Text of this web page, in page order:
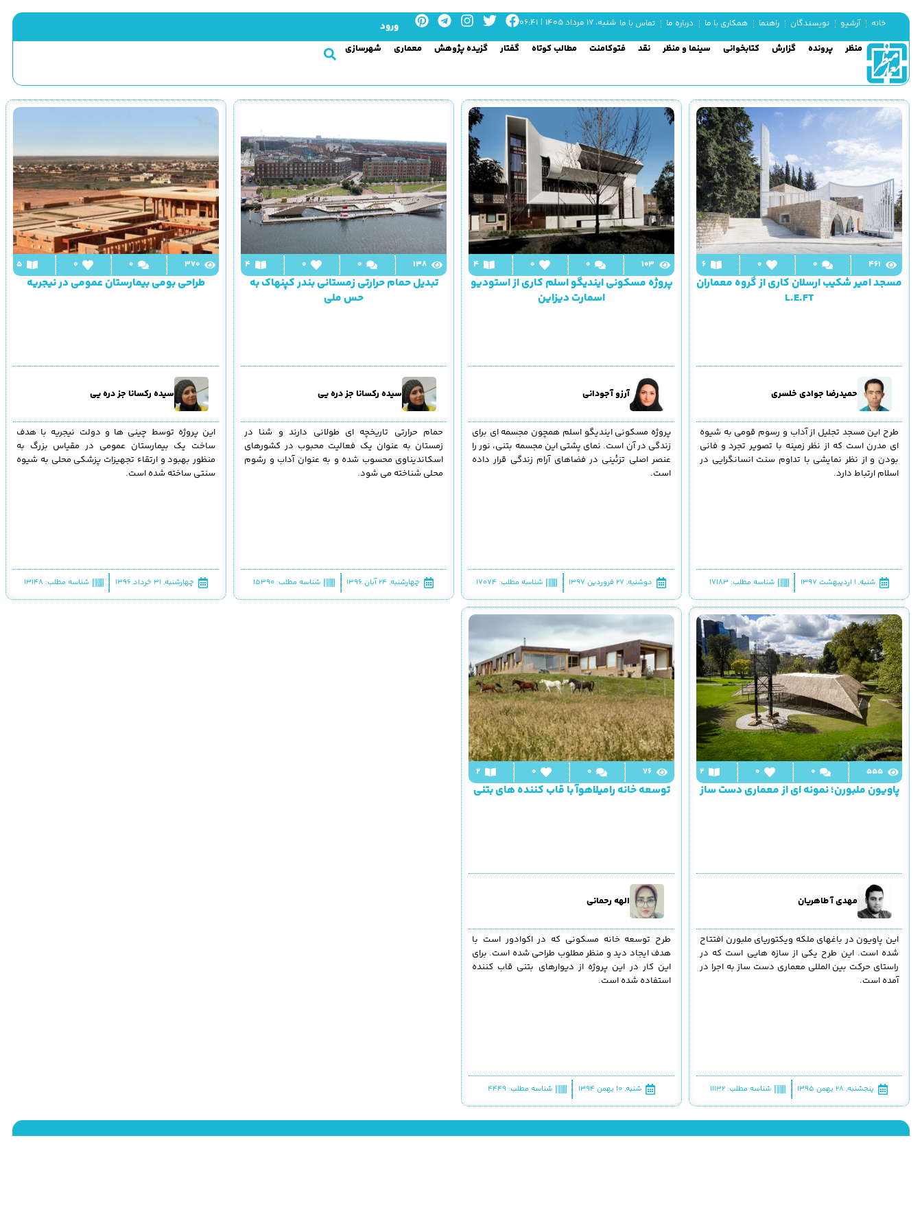
خانه آرشیو نویسندگان راهنما همکاری با ما درباره ما تماس با ما شنبه، ۱۷ مرداد ۱۴۰۵ | ۰۶:۴۱ ورود
منظر پرونده گزارش کتابخوانی سینما و منظر نقد فتوکامنت مطالب کوتاه گفتار گزیده پژوهش معماری شهرسازی
461
0
0
6
مسجد امیر شکیب ارسلان کاری از گروه معماران
L.E.FT
حمیدرضا جوادی خلسری
طرح این مسجد تجلیل از آداب و رسوم قومی به شیوه
ای مدرن است که از نظر زمینه با تصویر تجرد و فانی
بودن و از نظر نمایشی با تداوم سنت انسانگرایی در
اسلام ارتباط دارد.
شنبه, ۱ اردیبهشت ۱۳۹۷ شناسه مطلب: 17183
103
0
0
4
پروژه مسکونی ایندیگو اسلم کاری از استودیو
اسمارت دیزاین
آرزو آجودانی
پروژه مسکونی ایندیگو اسلم همچون مجسمه ای برای
زندگی در آن است. نمای پشتی این مجسمه بتنی، نور را
عنصر اصلی تزئینی در فضاهای آرام زندگی قرار داده
است.
دوشنبه, ۲۷ فروردین ۱۳۹۷ شناسه مطلب: 17074
138
0
0
4
تبدیل حمام حرارتی زمستانی بندر کپنهاک به
حس ملی
سیده رکسانا جز دره یی
حمام حرارتی تاریخچه ای طولانی دارند و شنا در
زمستان به عنوان یک فعالیت محبوب در کشورهای
اسکاندیناوی محسوب شده و به عنوان آداب و رشوم
محلی شناخته می شود.
چهارشنبه, ۲۴ آبان ۱۳۹۶ شناسه مطلب: 15390
370
0
0
5
طراحی بومی بیمارستان عمومی در نیجریه
سیده رکسانا جز دره یی
این پروژه توسط چینی ها و دولت نیجریه با هدف
ساخت یک بیمارستان عمومی در مقیاس بزرگ به
منظور بهبود و ارتقاء تجهیزات پزشکی محلی به شیوه
سنتی ساخته شده است.
چهارشنبه, ۳۱ خرداد ۱۳۹۶ شناسه مطلب: 13148
555
0
0
2
پاویون ملبورن؛ نمونه ای از معماری دست ساز
مهدی آ طاهریان
این پاویون در باغهای ملکه ویکتوریای ملبورن افتتاح
شده است. این طرح یکی از سازه هایی است که در
راستای حرکت بین المللی معماری دست ساز به اجرا در
آمده است.
پنجشنبه, ۲۸ بهمن ۱۳۹۵ شناسه مطلب: 11132
76
0
0
2
توسعه خانه رامیلاهوآ با قاب کننده های بتنی
الهه رحمانی
طرح توسعه خانه مسکونی که در اکوادور است با
هدف ایجاد دید و منظر مطلوب طراحی شده است. برای
این کار در این پروژه از دیوارهای بتنی قاب کننده
استفاده شده است.
شنبه, ۱۰ بهمن ۱۳۹۴ شناسه مطلب: 4449